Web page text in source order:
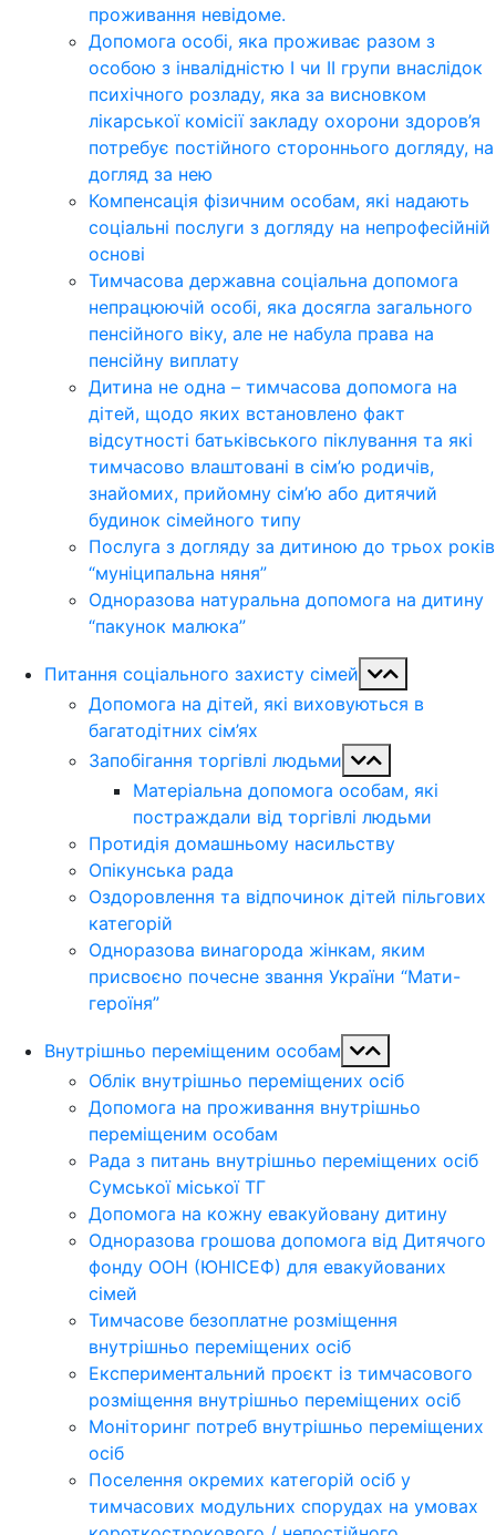
проживання невідоме.
Допомога особі, яка проживає разом з
особою з інвалідністю І чи ІІ групи внаслідок
психічного розладу, яка за висновком
лікарської комісії закладу охорони здоров’я
потребує постійного стороннього догляду, на
догляд за нею
Компенсація фізичним особам, які надають
соціальні послуги з догляду на непрофесійній
основі
Тимчасова державна соціальна допомога
непрацюючій особі, яка досягла загального
пенсійного віку, але не набула права на
пенсійну виплату
Дитина не одна – тимчасова допомога на
дітей, щодо яких встановлено факт
відсутності батьківського піклування та які
тимчасово влаштовані в сім’ю родичів,
знайомих, прийомну сім’ю або дитячий
будинок сімейного типу
Послуга з догляду за дитиною до трьох років
“муніципальна няня”
Одноразова натуральна допомога на дитину
“пакунок малюка”
Питання соціального захисту сімей
Допомога на дітей, які виховуються в
багатодітних сім’ях
Запобігання торгівлі людьми
Матеріальна допомога особам, які
постраждали від торгівлі людьми
Протидія домашньому насильству
Опікунська рада
Оздоровлення та відпочинок дітей пільгових
категорій
Одноразова винагорода жінкам, яким
присвоєно почесне звання України “Мати-
героїня”
Внутрішньо переміщеним особам
Облік внутрішньо переміщених осіб
Допомога на проживання внутрішньо
переміщеним особам
Рада з питань внутрішньо переміщених осіб
Сумської міської ТГ
Допомога на кожну евакуйовану дитину
Одноразова грошова допомога від Дитячого
фонду ООН (ЮНІСЕФ) для евакуйованих
сімей
Тимчасове безоплатне розміщення
внутрішньо переміщених осіб
Експериментальний проєкт із тимчасового
розміщення внутрішньо переміщених осіб
Моніторинг потреб внутрішньо переміщених
осіб
Поселення окремих категорій осіб у
тимчасових модульних спорудах на умовах